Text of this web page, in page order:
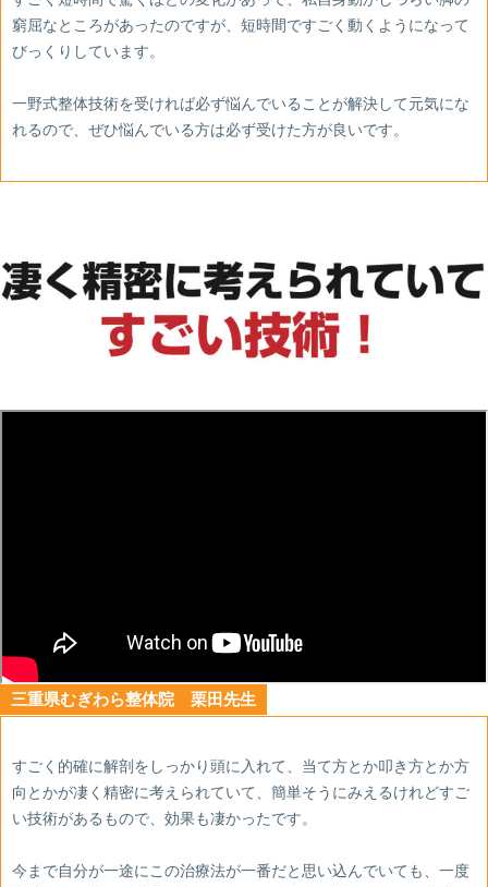
窮屈なところがあったのですが、短時間ですごく動くようになって
びっくりしています。
一野式整体技術を受ければ必ず悩んでいることが解決して元気にな
れるので、ぜひ悩んでいる方は必ず受けた方が良いです。
三重県むぎわら整体院 栗田先生
すごく的確に解剖をしっかり頭に入れて、当て方とか叩き方とか方
向とかが凄く精密に考えられていて、簡単そうにみえるけれどすご
い技術があるもので、効果も凄かったです。
今まで自分が一途にこの治療法が一番だと思い込んでいても、一度